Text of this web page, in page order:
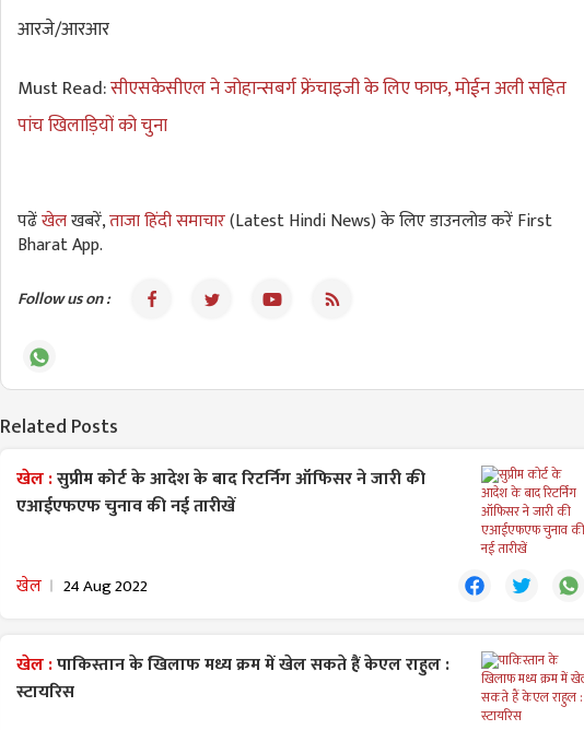
आरजे/आरआर
Must Read:सीएसकेसीएल ने जोहान्सबर्ग फ्रेंचाइजी के लिए फाफ, मोईन अली सहित
पांच खिलाड़ियों को चुना
पढेंखेलखबरें,ताजा हिंदी समाचार(Latest Hindi News) के लिए डाउनलोड करें First
Bharat App.
Follow us on :
Related Posts
खेल :सुप्रीम कोर्ट के आदेश के बाद रिटर्निग ऑफिसर ने जारी की
एआईएफएफ चुनाव की नई तारीखें
खेल 24 Aug 2022
खेल :पाकिस्तान के खिलाफ मध्य क्रम में खेल सकते हैं केएल राहुल :
स्टायरिस